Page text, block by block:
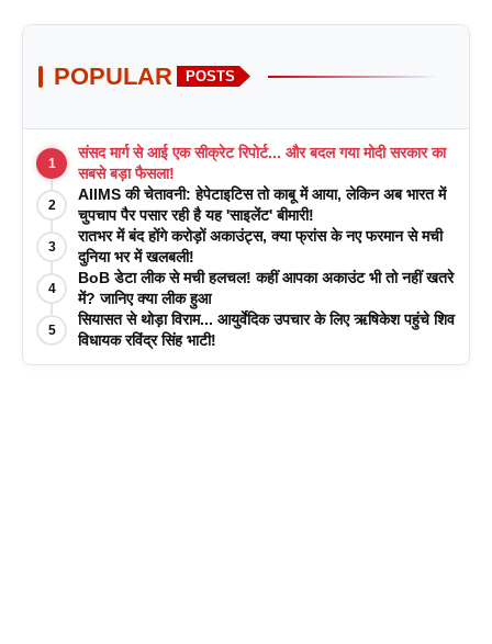
POPULAR POSTS
1
संसद मार्ग से आई एक सीक्रेट रिपोर्ट... और बदल गया मोदी सरकार का
सबसे बड़ा फैसला!
2
AIIMS की चेतावनी: हेपेटाइटिस तो काबू में आया, लेकिन अब भारत में
चुपचाप पैर पसार रही है यह 'साइलेंट' बीमारी!
3
रातभर में बंद होंगे करोड़ों अकाउंट्स, क्या फ्रांस के नए फरमान से मची
दुनिया भर में खलबली!
4
BoB डेटा लीक से मची हलचल! कहीं आपका अकाउंट भी तो नहीं खतरे
में? जानिए क्या लीक हुआ
5
सियासत से थोड़ा विराम... आयुर्वेदिक उपचार के लिए ऋषिकेश पहुंचे शिव
विधायक रविंद्र सिंह भाटी!